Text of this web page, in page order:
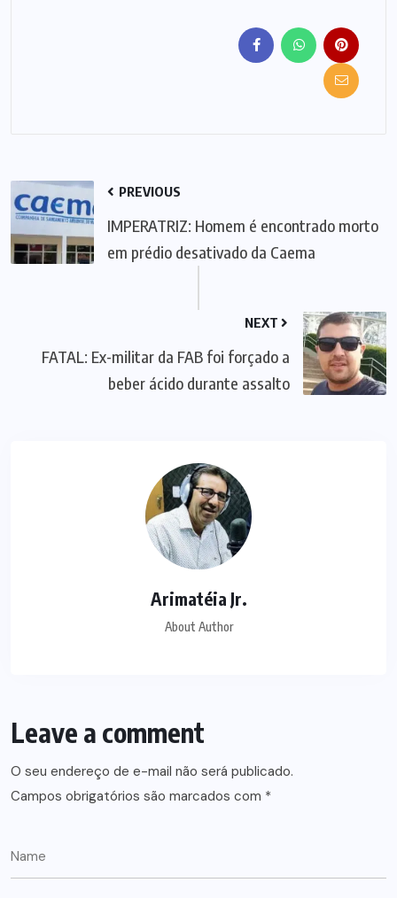
PREVIOUS
IMPERATRIZ: Homem é encontrado morto
em prédio desativado da Caema
NEXT
FATAL: Ex-militar da FAB foi forçado a
beber ácido durante assalto
Arimatéia Jr.
About Author
Leave a comment
O seu endereço de e-mail não será publicado.
Campos obrigatórios são marcados com *